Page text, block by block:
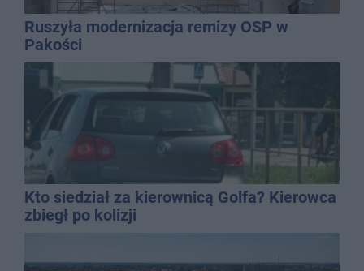
Ruszyła modernizacja remizy OSP w
Pakości
Kto siedział za kierownicą Golfa? Kierowca
zbiegł po kolizji